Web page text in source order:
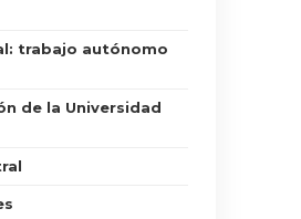
trabajo autónomo
de la Universidad